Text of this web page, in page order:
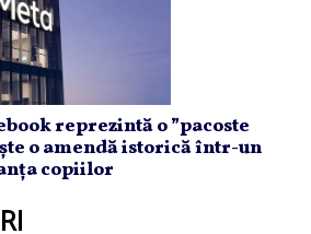
reprezintă o ”pacoste
o amendă istorică într-un
copiilor